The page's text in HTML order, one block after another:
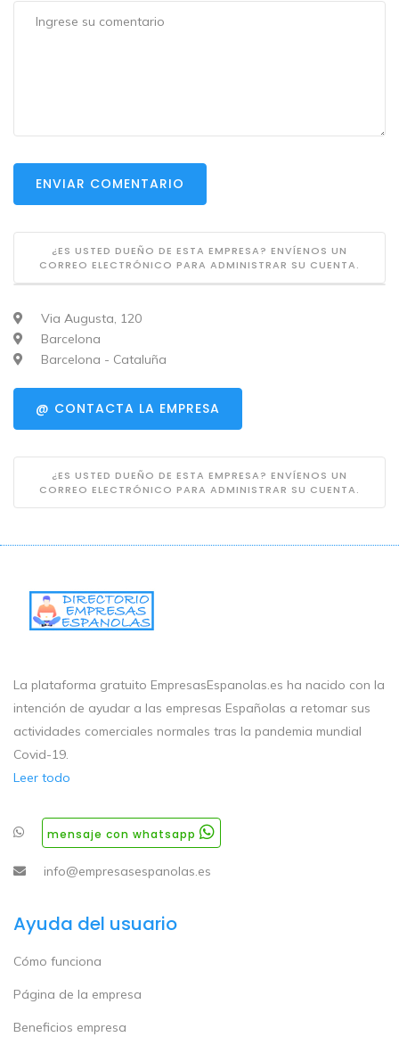
ENVIAR COMENTARIO
¿ES USTED DUEÑO DE ESTA EMPRESA? ENVÍENOS UN
CORREO ELECTRÓNICO PARA ADMINISTRAR SU CUENTA.
Via Augusta, 120
Barcelona
Barcelona - Cataluña
@ CONTACTA LA EMPRESA
¿ES USTED DUEÑO DE ESTA EMPRESA? ENVÍENOS UN
CORREO ELECTRÓNICO PARA ADMINISTRAR SU CUENTA.
La plataforma gratuito EmpresasEspanolas.es ha nacido con la
intención de ayudar a las empresas Españolas a retomar sus
actividades comerciales normales tras la pandemia mundial
Covid-19.
Leer todo
mensaje con whatsapp
info@empresasespanolas.es
Ayuda del usuario
Cómo funciona
Página de la empresa
Beneficios empresa